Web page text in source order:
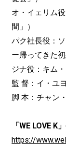
オ・イェリム
間」）
パク社長役：
ー帰ってきた初
ジナ役：キム
監 督：イ・ユ
脚 本：チャン
「WE LOVE K
https://